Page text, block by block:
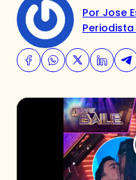
Por Jose
Club De La
Contigo en
Plan Perfecto
El Tiempo